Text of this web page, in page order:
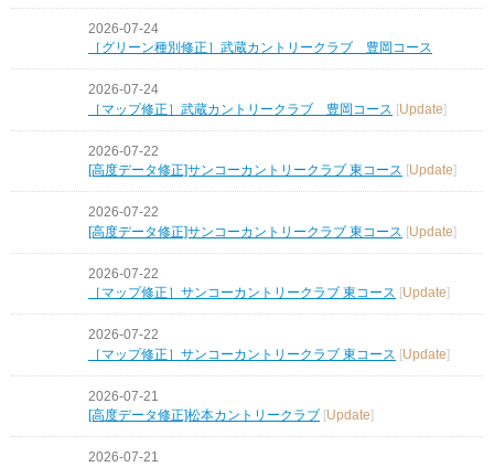
2026-07-24
［グリーン種別修正］武蔵カントリークラブ 豊岡コース
2026-07-24
［マップ修正］武蔵カントリークラブ 豊岡コース [Update]
2026-07-22
[高度データ修正]サンコーカントリークラブ 東コース [Update]
2026-07-22
[高度データ修正]サンコーカントリークラブ 東コース [Update]
2026-07-22
［マップ修正］サンコーカントリークラブ 東コース [Update]
2026-07-22
［マップ修正］サンコーカントリークラブ 東コース [Update]
2026-07-21
[高度データ修正]松本カントリークラブ [Update]
2026-07-21